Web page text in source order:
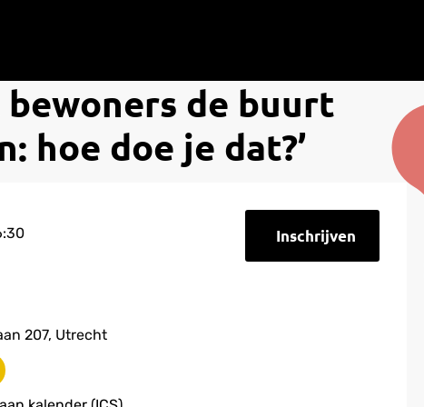
bewoners de buurt
hoe doe je dat?’
Inschrijven
207, Utrecht